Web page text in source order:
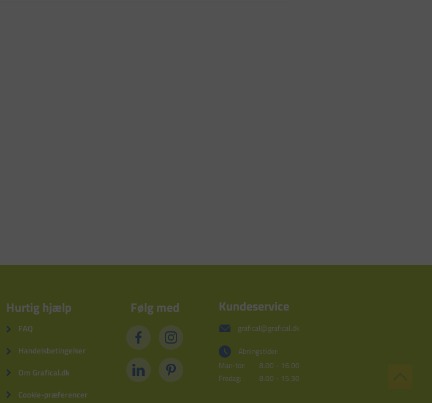
Hurtig hjælp
FAQ
Handelsbetingelser
Om Grafical.dk
Cookie-præferencer
Følg med Kundeservice
grafical@grafical.dk
Åbningstider:
Man-tor:
8.00 - 16.00
Fredag:
8.00 - 15.30